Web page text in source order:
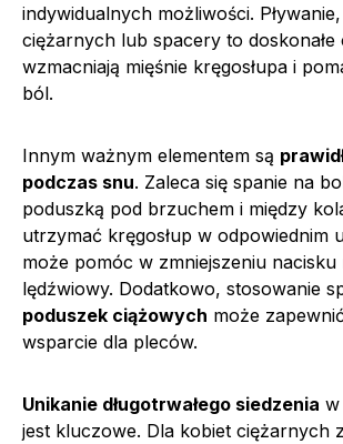
indywidualnych możliwości.
ciężarnych lub spacery to
wzmacniają mięśnie kręgosłupa i
ból.
Innym ważnym elementem są
podczas snu. Zaleca się spanie na
poduszką pod brzuchem i między
utrzymać kręgosłup w odpowiednim
może pomóc w zmniejszeniu nacisku
lędźwiowy. Dodatkowo, stosowanie
poduszek ciążowych może
wsparcie dla pleców.
Unikanie długotrwałego siedzenia w
jest kluczowe. Dla kobiet ciężarnych